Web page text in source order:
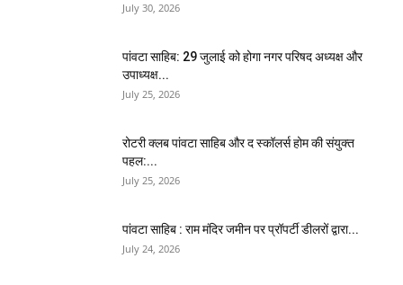
July 30, 2026
पांवटा साहिब: 29 जुलाई को होगा नगर परिषद अध्यक्ष और
उपाध्यक्ष...
July 25, 2026
​रोटरी क्लब पांवटा साहिब और द स्कॉलर्स होम की संयुक्त
पहल:...
July 25, 2026
पांवटा साहिब : राम मंदिर जमीन पर प्रॉपर्टी डीलरों द्वारा...
July 24, 2026